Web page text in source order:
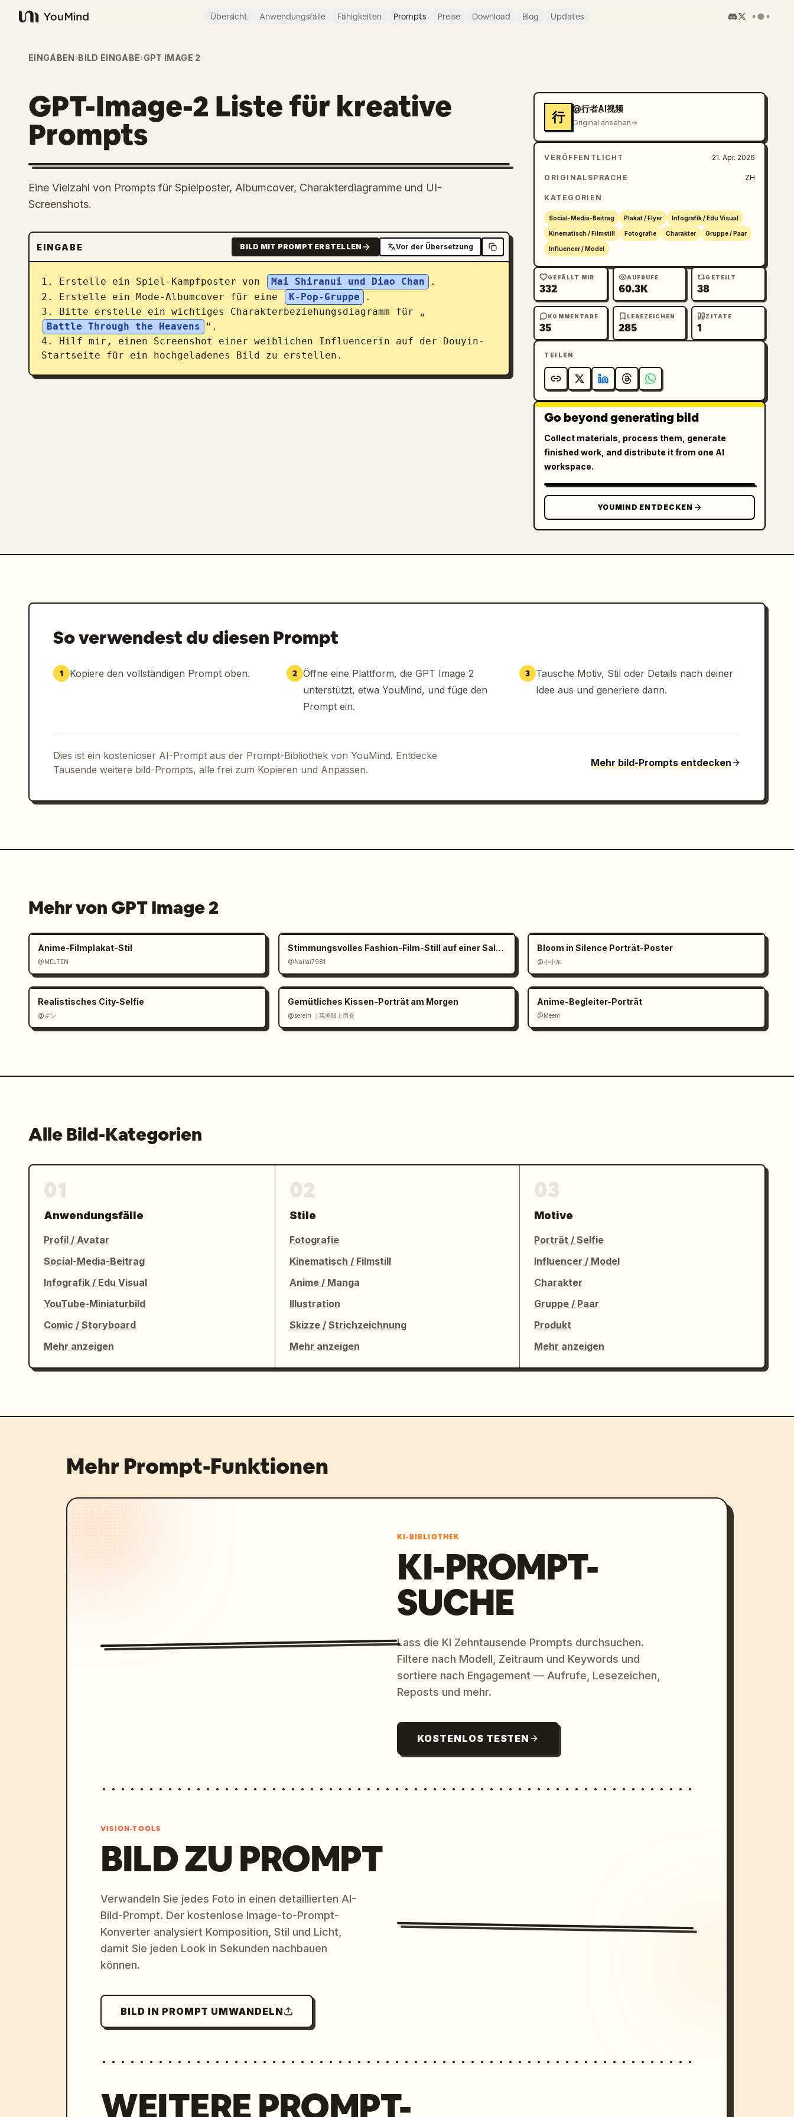
YouMind
Übersicht Anwendungsfälle Fähigkeiten Prompts Preise Download Blog Updates
EINGABEN›BILD EINGABE›GPT IMAGE 2
GPT-Image-2 Liste für kreative
Prompts
Eine Vielzahl von Prompts für Spielposter, Albumcover, Charakterdiagramme und UI-
Screenshots.
EINGABE BILD MIT PROMPT ERSTELLEN Vor der Übersetzung
1. Erstelle ein Spiel-Kampfposter von Mai Shiranui und Diao Chan
.
2. Erstelle ein Mode-Albumcover für eine
K-Pop-Gruppe
.
3. Bitte erstelle ein wichtiges Charakterbeziehungsdiagramm für „
Battle Through the Heavens “.
4. Hilf mir, einen Screenshot einer weiblichen Influencerin auf der Douyin-
Startseite für ein hochgeladenes Bild zu erstellen.
行
@行者AI视频
Original ansehen
VERÖFFENTLICHT 21. Apr. 2026
ORIGINALSPRACHE ZH
KATEGORIEN
Social-Media-Beitrag Plakat / Flyer Infografik / Edu Visual
Kinematisch / Filmstill Fotografie Charakter Gruppe / Paar
Influencer / Model
GEFÄLLT MIR
332
AUFRUFE
60.3K
GETEILT
38
KOMMENTARE
35
LESEZEICHEN
285
ZITATE
1
TEILEN
Go beyond generating bild
Collect materials, process them, generate
finished work, and distribute it from one AI
workspace.
YOUMIND ENTDECKEN
So verwendest du diesen Prompt
1 Kopiere den vollständigen Prompt oben. 2 Öffne eine Plattform, die GPT Image 2
unterstützt, etwa YouMind, und füge den
Prompt ein.
3
Tausche Motiv, Stil oder Details nach deiner
Idee aus und generiere dann.
Dies ist ein kostenloser AI-Prompt aus der Prompt-Bibliothek von YouMind. Entdecke
Tausende weitere bild-Prompts, alle frei zum Kopieren und Anpassen.
Mehr bild-Prompts entdecken
Mehr von GPT Image 2
Anime-Filmplakat-Stil
@MELTEN
Stimmungsvolles Fashion-Film-Still auf einer Salzpfanne
@Nailai7981
Bloom in Silence Porträt-Poster
@小小东
Realistisches City-Selfie
@ギン
Gemütliches Kissen-Porträt am Morgen
@serein ｜买美股上币安
Anime-Begleiter-Porträt
@Meem
Alle Bild-Kategorien
Anwendungsfälle
Profil / Avatar
Social-Media-Beitrag
Infografik / Edu Visual
YouTube-Miniaturbild
Comic / Storyboard
Mehr anzeigen
Stile
Fotografie
Kinematisch / Filmstill
Anime / Manga
Illustration
Skizze / Strichzeichnung
Mehr anzeigen
Motive
Porträt / Selfie
Influencer / Model
Charakter
Gruppe / Paar
Produkt
Mehr anzeigen
Mehr Prompt-Funktionen
KI-BIBLIOTHEK
KI-PROMPT-
SUCHE
Lass die KI Zehntausende Prompts durchsuchen.
Filtere nach Modell, Zeitraum und Keywords und
sortiere nach Engagement — Aufrufe, Lesezeichen,
Reposts und mehr.
KOSTENLOS TESTEN
VISION-TOOLS
BILD ZU PROMPT
Verwandeln Sie jedes Foto in einen detaillierten AI-
Bild-Prompt. Der kostenlose Image-to-Prompt-
Konverter analysiert Komposition, Stil und Licht,
damit Sie jeden Look in Sekunden nachbauen
können.
BILD IN PROMPT UMWANDELN
WEITERE PROMPT-